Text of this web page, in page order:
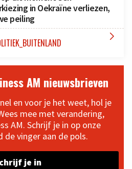
in Oekraïne verliezen,
peiling

AM nieuwsbrieven
en voor je het weet, hol je
mee met verandering,
AM. Schrijf je in op onze
de vinger aan de pols.
je in